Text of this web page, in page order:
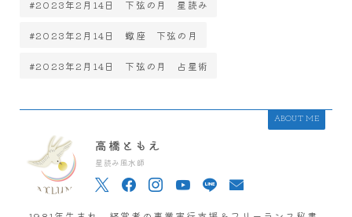
#2023年2月14日 下弦の月 星読み
#2023年2月14日 蠍座 下弦の月
#2023年2月14日 下弦の月 占星術
ABOUT ME
高橋ともえ
星読み風水師